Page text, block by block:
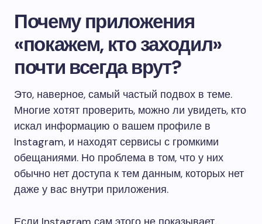
Почему приложения
«покажем, кто заходил»
почти всегда врут?
Это, наверное, самый частый подвох в теме.
Многие хотят проверить, можно ли увидеть, кто
искал информацию о вашем профиле в
Instagram, и находят сервисы с громкими
обещаниями. Но проблема в том, что у них
обычно нет доступа к тем данным, которых нет
даже у вас внутри приложения.